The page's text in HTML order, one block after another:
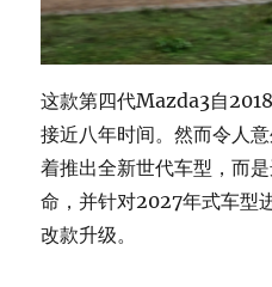
这款第四代Mazda3自
接近八年时间。然而令人
着推出全新世代车型，而
命，并针对2027年式车型
改款升级。